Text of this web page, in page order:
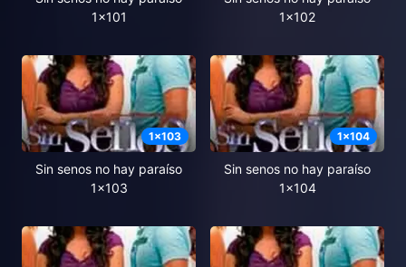
1x101
1x102
1x103
Sin senos no hay paraíso
1x103
1x104
Sin senos no hay paraíso
1x104